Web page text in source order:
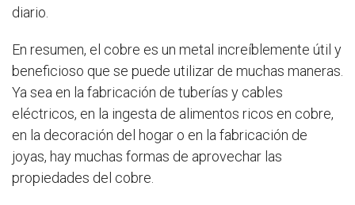
diario.
En resumen, el cobre es un metal increíblemente útil y
beneficioso que se puede utilizar de muchas maneras.
Ya sea en la fabricación de tuberías y cables
eléctricos, en la ingesta de alimentos ricos en cobre,
en la decoración del hogar o en la fabricación de
joyas, hay muchas formas de aprovechar las
propiedades del cobre.